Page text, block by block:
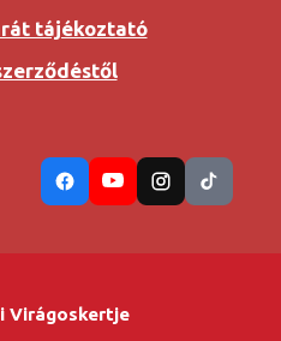
tájékoztató
Virágoskertje